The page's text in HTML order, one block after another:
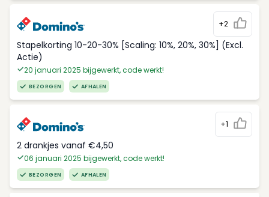
+2
Stapelkorting 10-20-30% [Scaling: 10%, 20%, 30%] (Excl.
Actie)
20 januari 2025 bijgewerkt, code werkt!
BEZORGEN AFHALEN
+1
2 drankjes vanaf €4,50
06 januari 2025 bijgewerkt, code werkt!
BEZORGEN AFHALEN